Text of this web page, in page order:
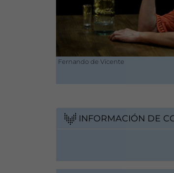
Fernando de Vicente
INFORMACIÓN DE